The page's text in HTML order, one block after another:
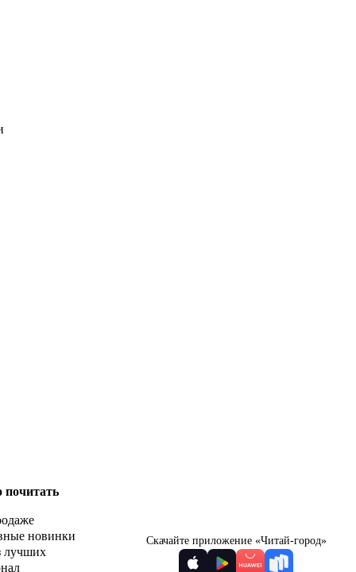
почитать
новинки
лучших
Скачайте приложение «Читай-город»